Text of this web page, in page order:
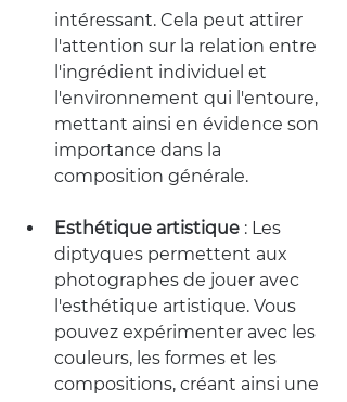
intéressant. Cela peut attirer
l'attention sur la relation entre
l'ingrédient individuel et
l'environnement qui l'entoure,
mettant ainsi en évidence son
importance dans la
composition générale.
Esthétique artistique : Les
diptyques permettent aux
photographes de jouer avec
l'esthétique artistique. Vous
pouvez expérimenter avec les
couleurs, les formes et les
compositions, créant ainsi une